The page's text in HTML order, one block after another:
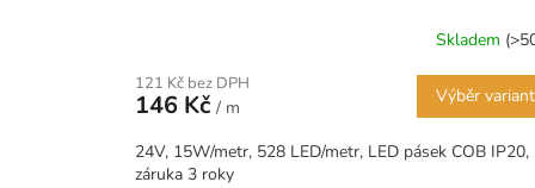
Skladem
121 Kč bez DPH
146 Kč / m
Výběr
24V, 15W/metr, 528 LED/metr, LED pásek COB IP20,
záruka 3 roky